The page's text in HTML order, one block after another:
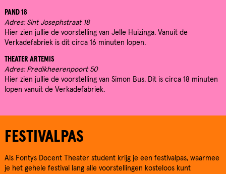
PAND 18
Adres: Sint Josephstraat 18
Hier zien jullie de voorstelling van Jelle Huizinga. Vanuit de
Verkadefabriek is dit circa 16 minuten lopen.
THEATER ARTEMIS
Adres: Predikheerenpoort 50
Hier zien jullie de voorstelling van Simon Bus. Dit is circa 18 minuten
lopen vanuit de Verkadefabriek.
FESTIVALPAS
Als Fontys Docent Theater student krijg je een festivalpas, waarmee
je het gehele festival lang alle voorstellingen kosteloos kunt